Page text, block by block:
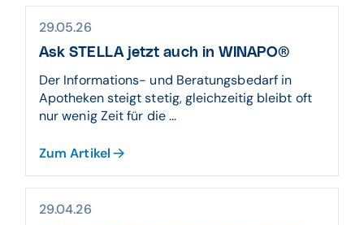
29.05.26
Ask STELLA jetzt auch in WINAPO®
Der Informations- und Beratungsbedarf in
Apotheken steigt stetig, gleichzeitig bleibt oft
nur wenig Zeit für die ...
Zum Artikel
29.04.26